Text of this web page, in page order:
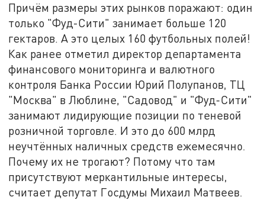
Причём размеры этих рынков поражают: один
только "Фуд-Сити" занимает больше 120
гектаров. А это целых 160 футбольных полей!
Как ранее отметил директор департамента
финансового мониторинга и валютного
контроля Банка России Юрий Полупанов, ТЦ
"Москва" в Люблине, "Садовод" и "Фуд-Сити"
занимают лидирующие позиции по теневой
розничной торговле. И это до 600 млрд
неучтённых наличных средств ежемесячно.
Почему их не трогают? Потому что там
присутствуют меркантильные интересы,
считает депутат Госдумы Михаил Матвеев.